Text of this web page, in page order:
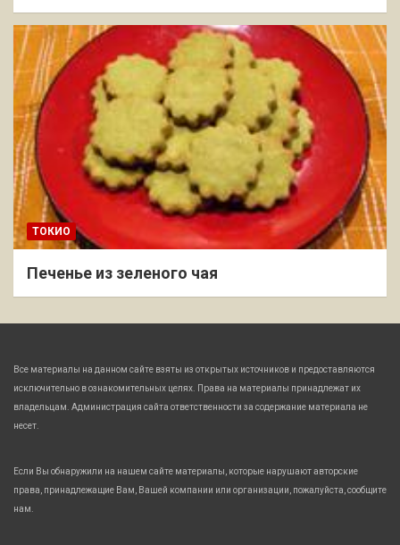
ТОКИО
Печенье из зеленого чая
Все материалы на данном сайте взяты из открытых источников и предоставляются
исключительно в ознакомительных целях. Права на материалы принадлежат их
владельцам. Администрация сайта ответственности за содержание материала не
несет.
Если Вы обнаружили на нашем сайте материалы, которые нарушают авторские
права, принадлежащие Вам, Вашей компании или организации, пожалуйста, сообщите
нам.